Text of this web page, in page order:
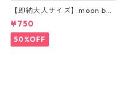
【即納大人サイズ】moon bea
nie
¥750
50%OFF